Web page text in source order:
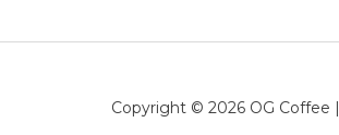
Copyright © 2026 OG Coffee |